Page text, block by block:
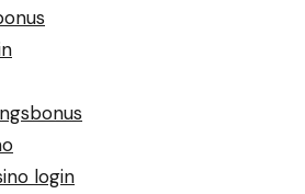
login